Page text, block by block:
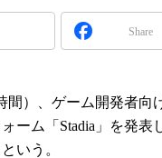
Share
間）、ゲーム開発者向
ーム「Stadia」を発表
いう。